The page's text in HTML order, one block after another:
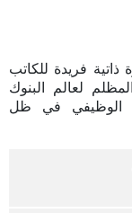
فريدة للكاتب
لعالم البنوك
الوظيفي في ظل